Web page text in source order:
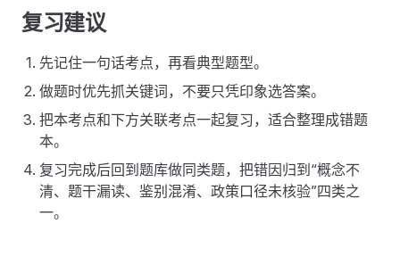
复习建议
先记住一句话考点，再看典型题型。
做题时优先抓关键词，不要只凭印象选答案。
把本考点和下方关联考点一起复习，适合整理成错题
本。
复习完成后回到题库做同类题，把错因归到“概念不
清、题干漏读、鉴别混淆、政策口径未核验”四类之
一。